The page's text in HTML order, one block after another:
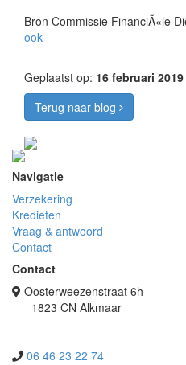
Bron Commissie FinanciÃ«le
ook
Geplaatst op: 16 februari 2019
Terug naar blog
Navigatie
Verzekering
Kredieten
Vraag & antwoord
Contact
Contact
Oosterweezenstraat 6h
1823 CN Alkmaar
06 46 23 22 74